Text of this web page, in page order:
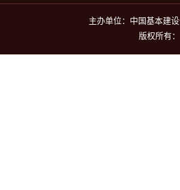
主办单位：中国基本建
版权所有